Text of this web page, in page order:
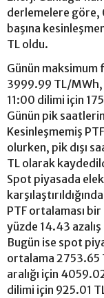
derlemelere göre,
başına
TL oldu.
Günün maksimum
3999.99 TL/
11:00 dilimi için
Günün pik
Kesinleşmemiş
olurken, pik dışı
TL olarak
Spot piyasada
PTF ortalaması
yüzde 14.43
Bugün ise spot
ortalama 2753.65
aralığı için
dilimi için 925.01